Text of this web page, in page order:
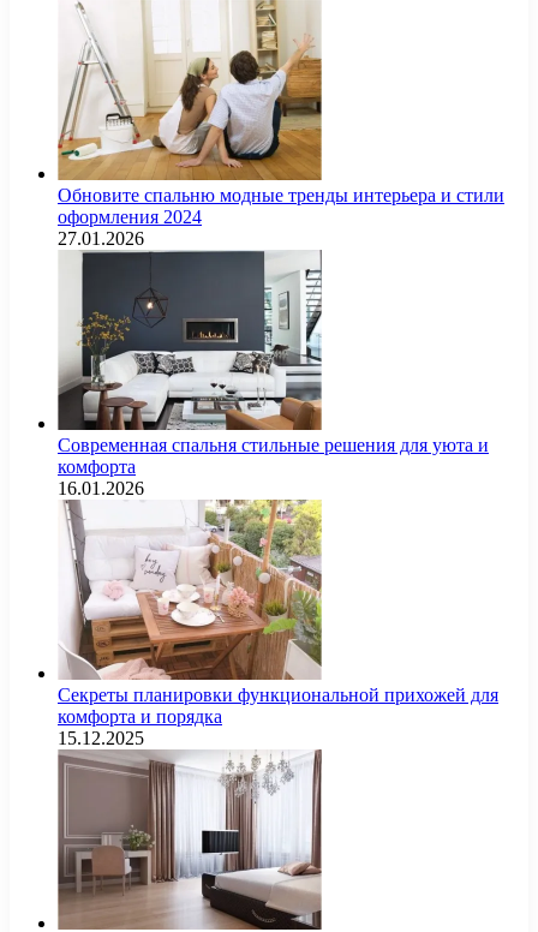
Обновите спальню модные тренды интерьера и стили
оформления 2024
27.01.2026
Современная спальня стильные решения для уюта и
комфорта
16.01.2026
Секреты планировки функциональной прихожей для
комфорта и порядка
15.12.2025